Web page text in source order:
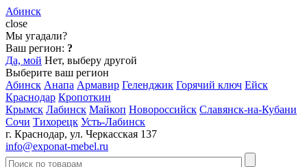
Абинск
close
Мы угадали?
Ваш регион: ?
Да, мой Нет, выберу другой
Выберите ваш регион
Абинск Анапа Армавир Геленджик Горячий ключ Ейск
Краснодар Кропоткин
Крымск Лабинск Майкоп Новороссийск Славянск-на-Кубани
Сочи Тихорецк Усть-Лабинск
г. Краснодар, ул. Черкасская 137
info@exponat-mebel.ru